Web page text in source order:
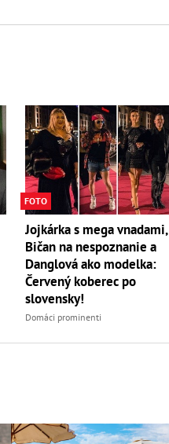
FOTO
Jojkárka s mega vnadami,
Bičan na nespoznanie a
Danglová ako modelka:
Červený koberec po
slovensky!
Domáci prominenti